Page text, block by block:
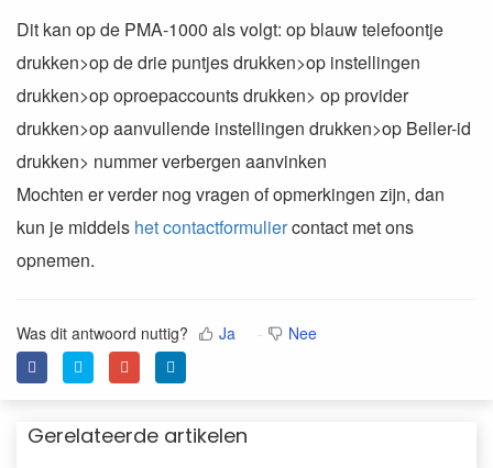
Dit kan op de PMA-1000 als volgt: op blauw telefoontje
drukken>op de drie puntjes drukken>op instellingen
drukken>op oproepaccounts drukken> op provider
drukken>op aanvullende instellingen drukken>op Beller-id
drukken> nummer verbergen aanvinken
Mochten er verder nog vragen of opmerkingen zijn, dan
kun je middels het contactformuliercontact met ons
opnemen.
Was dit antwoord nuttig? Ja Nee
Gerelateerde artikelen